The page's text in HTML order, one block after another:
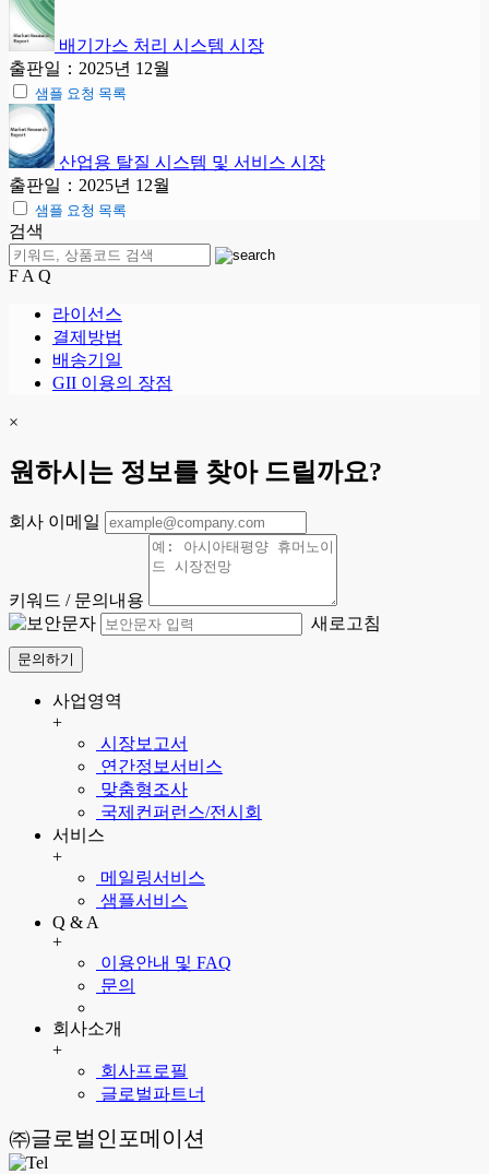
배기가스 처리 시스템 시장
출판일：2025년 12월
샘플 요청 목록
산업용 탈질 시스템 및 서비스 시장
출판일：2025년 12월
샘플 요청 목록
검색
F A Q
라이선스
결제방법
배송기일
GII 이용의 장점
×
원하시는 정보를 찾아 드릴까요?
회사 이메일
키워드 / 문의내용
새로고침
문의하기
사업영역
+
시장보고서
연간정보서비스
맞춤형조사
국제컨퍼런스/전시회
서비스
+
메일링서비스
샘플서비스
Q & A
+
이용안내 및 FAQ
문의
회사소개
+
회사프로필
글로벌파트너
㈜글로벌인포메이션